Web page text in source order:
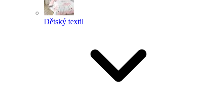
Dětský textil